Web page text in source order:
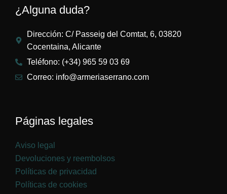
¿Alguna duda?
Dirección: C/ Passeig del Comtat, 6, 03820
Cocentaina, Alicante
Teléfono: (+34) 965 59 03 69
Correo: info@armeriaserrano.com
Páginas legales
Aviso legal
Devoluciones y reembolsos
Políticas de privacidad
Políticas de cookies